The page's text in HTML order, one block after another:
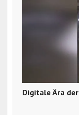
Digitale Ära